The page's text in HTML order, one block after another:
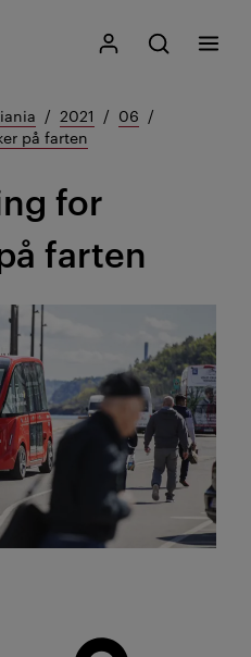
Mitt Kristiania
Åpne søk
Søk
Meny
2021
06
på farten
for
farten